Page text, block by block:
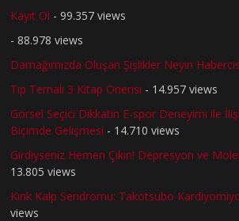
Kayıt Ol - 99.357 views
- 88.978 views
Damağımızda Oluşan Şişlikler Neyin
Tıp Temalı 3 Kitap Önerisi - 14.957 views
Görsel Seçici Dikkatin E-spor Deneyimi ile
Biçimde Gelişmesi - 14.710 views
Girdiyseniz Hemen Çıkın! Depresyon ve
13.805 views
Kırık Kalp Sendromu: Takotsubo
views